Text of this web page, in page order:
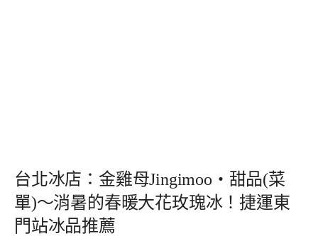
台北冰店：金雞母Jingimoo・甜品(菜
單)～消暑的春暖大花玫瑰冰！捷運東
門站冰品推薦